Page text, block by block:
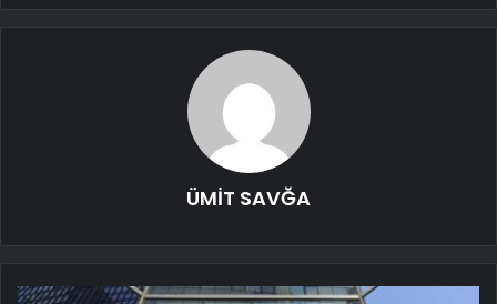
ÜMİT SAVĞA